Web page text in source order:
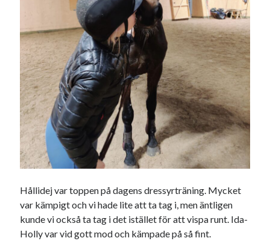
Hållidej var toppen på dagens dressyrträning. Mycket
var kämpigt och vi hade lite att ta tag i, men äntligen
kunde vi också ta tag i det istället för att vispa runt. Ida-
Holly var vid gott mod och kämpade på så fint.